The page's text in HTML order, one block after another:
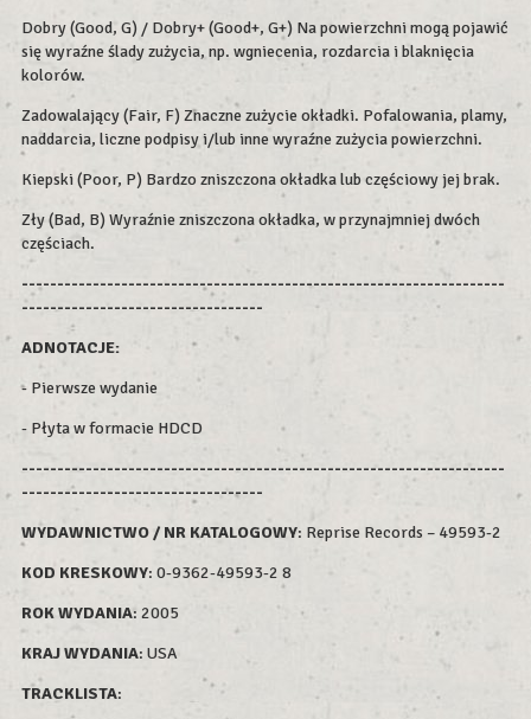
Dobry (Good, G) / Dobry+ (Good+, G+) Na powierzchni mogą pojawić
się wyraźne ślady zużycia, np. wgniecenia, rozdarcia i blaknięcia
kolorów.
Zadowalający (Fair, F) Znaczne zużycie okładki. Pofalowania, plamy,
naddarcia, liczne podpisy i/lub inne wyraźne zużycia powierzchni.
Kiepski (Poor, P) Bardzo zniszczona okładka lub częściowy jej brak.
Zły (Bad, B) Wyraźnie zniszczona okładka, w przynajmniej dwóch
częściach.
--------------------------------------------------------------------
----------------------------------
ADNOTACJE:
- Pierwsze wydanie
- Płyta w formacie HDCD
--------------------------------------------------------------------
----------------------------------
WYDAWNICTWO / NR KATALOGOWY: Reprise Records – 49593-2
KOD KRESKOWY: 0-9362-49593-2 8
ROK WYDANIA: 2005
KRAJ WYDANIA: USA
TRACKLISTA: